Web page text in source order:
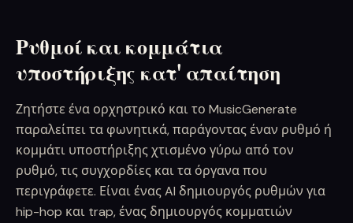
Ρυθμοί και κομμάτια
υποστήριξης κατ' απαίτηση
Ζητήστε ένα ορχηστρικό και το MusicGenerate
παραλείπει τα φωνητικά, παράγοντας έναν ρυθμό ή
κομμάτι υποστήριξης χτισμένο γύρω από τον
ρυθμό, τις συγχορδίες και τα όργανα που
περιγράφετε. Είναι ένας AI δημιουργός ρυθμών για
hip-hop και trap, ένας δημιουργός κομματιών